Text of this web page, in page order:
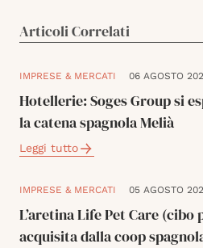
Articoli Correlati
IMPRESE & MERCATI 06 AGOSTO
Hotellerie: Soges Group si
la catena spagnola Melià
Leggi tutto
IMPRESE & MERCATI 05 AGOSTO
L’aretina Life Pet Care
acquisita dalla coop